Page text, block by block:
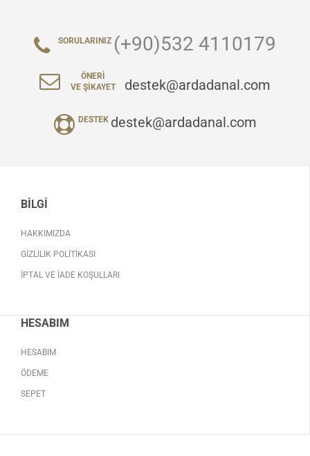
SORULARINIZ (+90)532 4110179
ÖNERI
VE ŞIKAYET
destek@ardadanal.com
DESTEK destek@ardadanal.com
BILGI
HAKKIMIZDA
GIZLILIK POLITIKASI
İPTAL VE İADE KOŞULLARI
HESABIM
HESABIM
ÖDEME
SEPET